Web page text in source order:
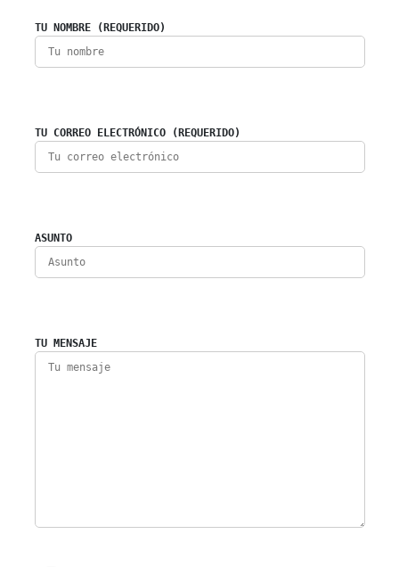
TU NOMBRE (REQUERIDO)
TU CORREO ELECTRÓNICO (REQUERIDO)
ASUNTO
TU MENSAJE